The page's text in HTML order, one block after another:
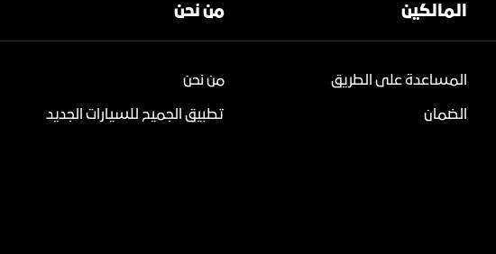
المالكين
المساعدة على الطريق
الضمان
من نحن
من نحن
تطبيق الجميح للسيارات الجديد